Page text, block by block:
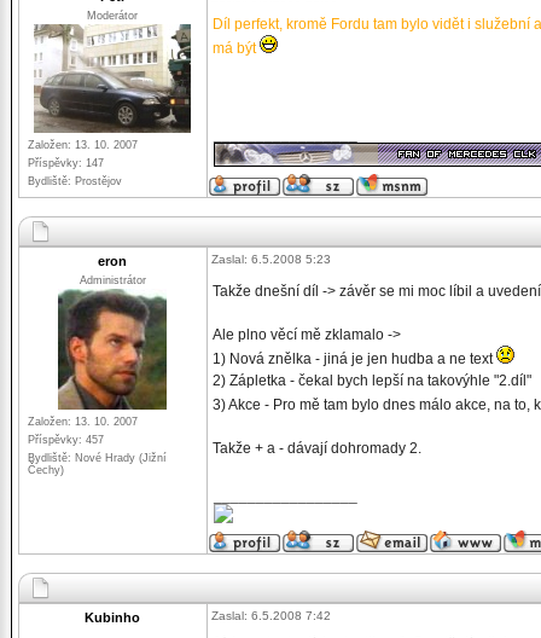
Moderátor
Založen: 13. 10. 2007
Příspěvky: 147
Bydliště: Prostějov
Díl perfekt, kromě Fordu tam bylo vidět i
má být
eron
Administrátor
Založen: 13. 10. 2007
Příspěvky: 457
Bydliště: Nové Hrady (Jižní
Čechy)
Zaslal: 6.5.2008 5:23
Takže dnešní díl -> závěr se mi moc líbil a
Ale plno věcí mě zklamalo ->
1) Nová znělka - jiná je jen hudba a ne text
2) Zápletka - čekal bych lepší na takovýhle "2.díl"
3) Akce - Pro mě tam bylo dnes málo akce, na
Takže + a - dávají dohromady 2.
Kubinho Zaslal: 6.5.2008 7:42